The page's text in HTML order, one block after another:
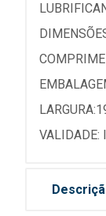
VALIDADE: